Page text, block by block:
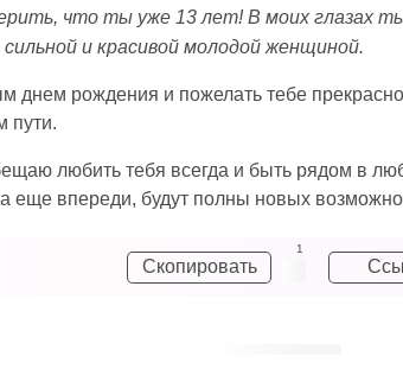
что ты уже 13 лет! В моих глазах
и красивой молодой женщиной.
днем рождения и пожелать тебе
пути.
любить тебя всегда и быть рядом в
впереди, будут полны новых
Скопировать
1